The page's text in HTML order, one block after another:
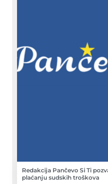
Redakcija Pančevo Si Ti
plaćanju sudskih troškova